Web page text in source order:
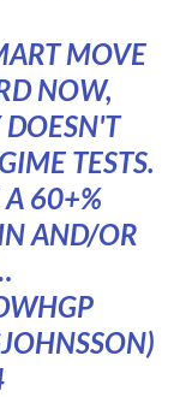
MOVE
NOW,
TESTS.
A 60+%
AND/OR